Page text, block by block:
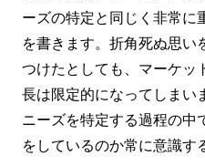
ーズの特定と同じく非常に
を書きます。折角死ぬ思い
つけたとしても、マーケッ
長は限定的になってしまい
ニーズを特定する過程の中
をしているのか常に意識す